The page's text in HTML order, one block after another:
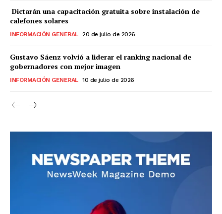
Dictarán una capacitación gratuita sobre instalación de
calefones solares
INFORMACIÓN GENERAL 20 de julio de 2026
Gustavo Sáenz volvió a liderar el ranking nacional de
gobernadores con mejor imagen
INFORMACIÓN GENERAL 10 de julio de 2026